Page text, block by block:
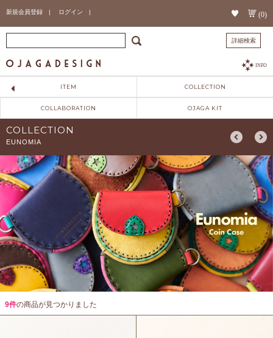
新規会員登録 | ログイン | (0)
詳細検索
INFO
ITEM COLLECTION
COLLABORATION OJAGA KIT
COLLECTION
EUNOMIA
9件の商品が見つかりました